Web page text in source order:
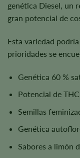
genética Diesel, un
gran potencial de
Esta variedad
prioridades se
Genética 60 %
Potencial de
Semillas
Genética
Sabores a limón